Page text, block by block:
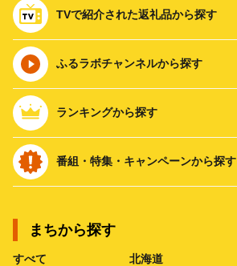
TVで紹介された返礼品から探す
ふるラボチャンネルから探す
ランキングから探す
番組・特集・キャンペーンから探す
まちから探す
すべて 北海道